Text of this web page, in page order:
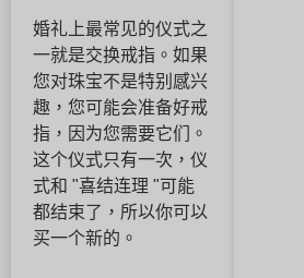
婚礼上最常见的仪式之
一就是交换戒指。如果
您对珠宝不是特别感兴
趣，您可能会准备好戒
指，因为您需要它们。
这个仪式只有一次，仪
式和 "喜结连理 "可能
都结束了，所以你可以
买一个新的。